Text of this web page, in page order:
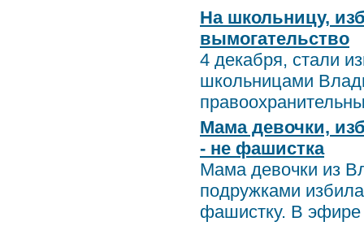
На школьницу,
вымогательство
4 декабря, стали
школьницами
Мама девочки,
- не фашистка
Мама девочки из
подружками
фашистку. В эфире